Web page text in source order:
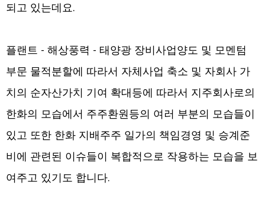
되고 있는데요.
플랜트 - 해상풍력 - 태양광 장비사업양도 및 모멘텀
부문 물적분할에 따라서 자체사업 축소 및 자회사 가
치의 순자산가치 기여 확대등에 따라서 지주회사로의
한화의 모습에서 주주환원등의 여러 부분의 모습들이
있고 또한 한화 지배주주 일가의 책임경영 및 승계준
비에 관련된 이슈들이 복합적으로 작용하는 모습을 보
여주고 있기도 합니다.